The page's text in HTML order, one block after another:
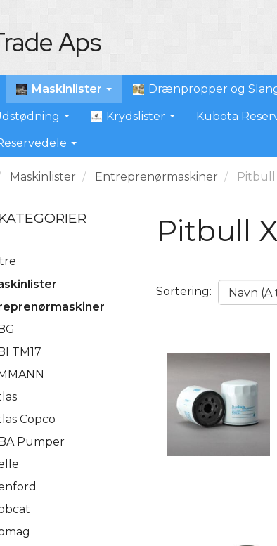
Aps
Maskinlister Drænpropper og
Krydslister Kubota
Maskinlister Entreprenørmaskiner Pitbull
TM17
Copco
Pumper
Pitbull
Sortering: